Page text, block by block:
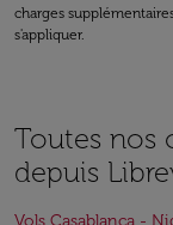
charges
s'appliquer.
Toutes nos
depuis
Vols Casablanca -